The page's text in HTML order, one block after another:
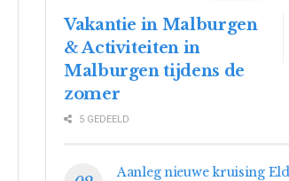
Vakantie in Malburgen
& Activiteiten in
Malburgen tijdens de
zomer
5 GEDEELD
Aanleg nieuwe kruising